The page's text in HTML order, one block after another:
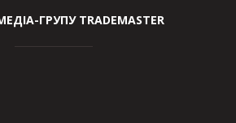
ГРУПУ TRADEMASTER